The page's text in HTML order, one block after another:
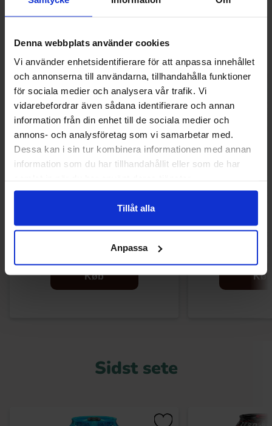
Denna webbplats använder cookies
Vi använder enhetsidentifierare för att anpassa innehållet
och annonserna till användarna, tillhandahålla funktioner
för sociala medier och analysera vår trafik. Vi
vidarebefordrar även sådana identifierare och annan
information från din enhet till de sociala medier och
annons- och analysföretag som vi samarbetar med.
Dessa kan i sin tur kombinera informationen med annan
information som du har tillhandahållit eller som de har
Tillåt alla
Anpassa
Andre kunne lide
Ny!
473ml
62.90 kr
Køb
Monster Energy
Køb
Sidst sete